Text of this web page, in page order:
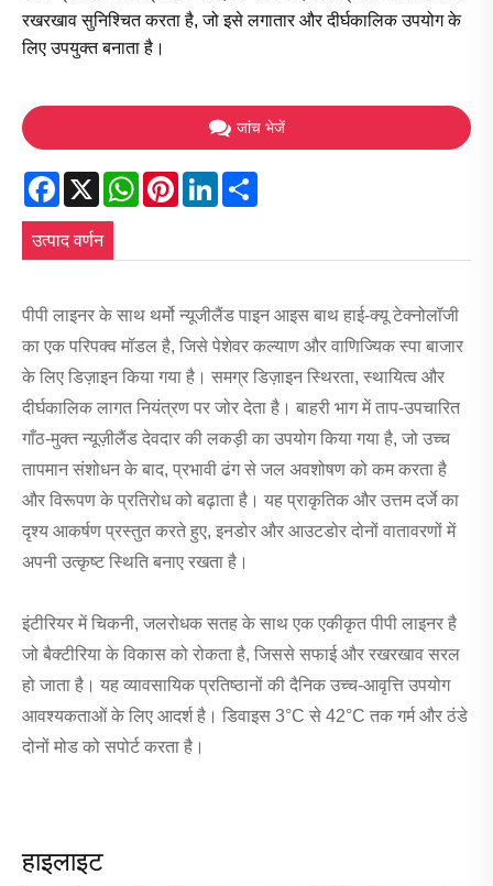
रखरखाव सुनिश्चित करता है, जो इसे लगातार और दीर्घकालिक उपयोग के
लिए उपयुक्त बनाता है।
जांच भेजें
Facebook
X WhatsApp
PinterestLinkedIn
उत्पाद वर्णन
पीपी लाइनर के साथ थर्मो न्यूजीलैंड पाइन आइस बाथ हाई-क्यू टेक्नोलॉजी
का एक परिपक्व मॉडल है, जिसे पेशेवर कल्याण और वाणिज्यिक स्पा बाजार
के लिए डिज़ाइन किया गया है। समग्र डिज़ाइन स्थिरता, स्थायित्व और
दीर्घकालिक लागत नियंत्रण पर जोर देता है। बाहरी भाग में ताप-उपचारित
गाँठ-मुक्त न्यूज़ीलैंड देवदार की लकड़ी का उपयोग किया गया है, जो उच्च
तापमान संशोधन के बाद, प्रभावी ढंग से जल अवशोषण को कम करता है
और विरूपण के प्रतिरोध को बढ़ाता है। यह प्राकृतिक और उत्तम दर्जे का
दृश्य आकर्षण प्रस्तुत करते हुए, इनडोर और आउटडोर दोनों वातावरणों में
अपनी उत्कृष्ट स्थिति बनाए रखता है।
इंटीरियर में चिकनी, जलरोधक सतह के साथ एक एकीकृत पीपी लाइनर है
जो बैक्टीरिया के विकास को रोकता है, जिससे सफाई और रखरखाव सरल
हो जाता है। यह व्यावसायिक प्रतिष्ठानों की दैनिक उच्च-आवृत्ति उपयोग
आवश्यकताओं के लिए आदर्श है। डिवाइस 3°C से 42°C तक गर्म और ठंडे
दोनों मोड को सपोर्ट करता है।
हाइलाइट